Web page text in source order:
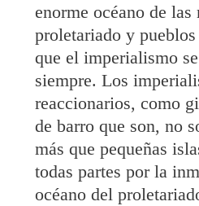
enorme océano de las
proletariado y
que el imperialismo
siempre. Los
reaccionarios, como
de barro que son, no
más que pequeñas
todas partes por la
océano del